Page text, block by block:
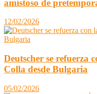
amistoso de
12/02/2026
Deutscher se refuerza
Colla desde Bulgaria
05/02/2026